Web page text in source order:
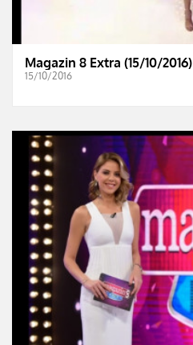
Magazin 8 Extra (15/10/2016)
15/10/2016